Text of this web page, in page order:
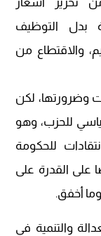
بدل التوظيف
والاقتطاع من
وضرورتها، لكن
للحزب، وهو
للحكومة
على القدرة على
أخفق.
والتنمية في